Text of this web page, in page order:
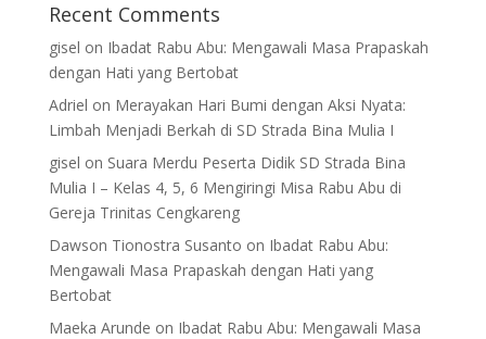
Recent Comments
gisel on Ibadat Rabu Abu: Mengawali Masa Prapaskah
dengan Hati yang Bertobat
Adriel on Merayakan Hari Bumi dengan Aksi Nyata:
Limbah Menjadi Berkah di SD Strada Bina Mulia I
gisel on Suara Merdu Peserta Didik SD Strada Bina
Mulia I – Kelas 4, 5, 6 Mengiringi Misa Rabu Abu di
Gereja Trinitas Cengkareng
Dawson Tionostra Susanto on Ibadat Rabu Abu:
Mengawali Masa Prapaskah dengan Hati yang
Bertobat
Maeka Arunde on Ibadat Rabu Abu: Mengawali Masa